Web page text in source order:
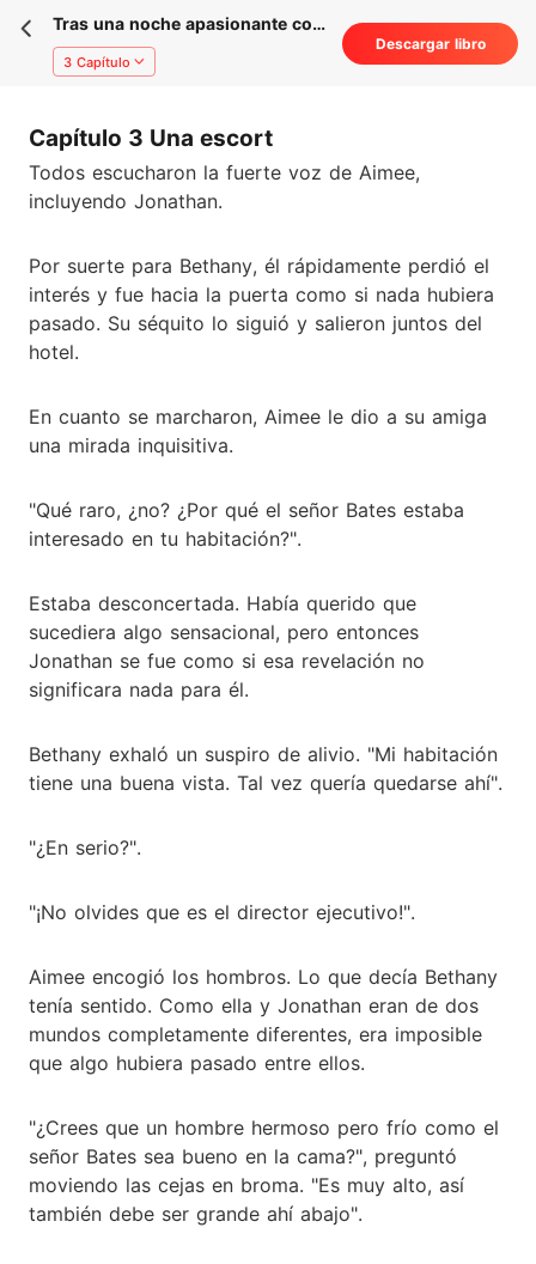
Tras una noche apasionante con
el CEO
3 Capítulo
Descargar libro
Capítulo 3 Una escort
Todos escucharon la fuerte voz de Aimee,
incluyendo Jonathan.
Por suerte para Bethany, él rápidamente perdió el
interés y fue hacia la puerta como si nada hubiera
pasado. Su séquito lo siguió y salieron juntos del
hotel.
En cuanto se marcharon, Aimee le dio a su amiga
una mirada inquisitiva.
"Qué raro, ¿no? ¿Por qué el señor Bates estaba
interesado en tu habitación?".
Estaba desconcertada. Había querido que
sucediera algo sensacional, pero entonces
Jonathan se fue como si esa revelación no
significara nada para él.
Bethany exhaló un suspiro de alivio. "Mi habitación
tiene una buena vista. Tal vez quería quedarse ahí".
"¿En serio?".
"¡No olvides que es el director ejecutivo!".
Aimee encogió los hombros. Lo que decía Bethany
tenía sentido. Como ella y Jonathan eran de dos
mundos completamente diferentes, era imposible
que algo hubiera pasado entre ellos.
"¿Crees que un hombre hermoso pero frío como el
señor Bates sea bueno en la cama?", preguntó
moviendo las cejas en broma. "Es muy alto, así
también debe ser grande ahí abajo".